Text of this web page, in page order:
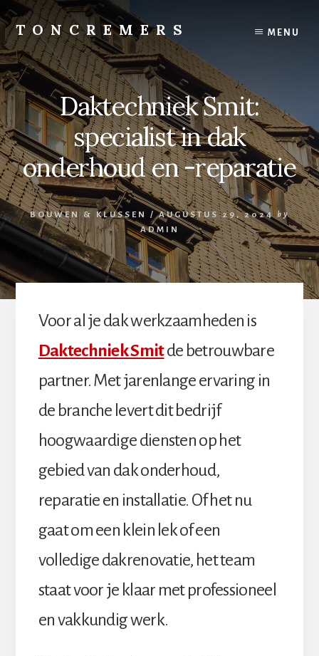
Skip
to
content
TONCREMERS
Tuin,
woon
en
bouw
MENU
Daktechniek Smit:
specialist in dak
onderhoud en -reparatie
BOUWEN & KLUSSEN / AUGUSTUS 29, 2024 by
ADMIN
Voor al je dak werkzaamheden is
Daktechniek Smitde betrouwbare
partner. Met jarenlange ervaring in
de branche levert dit bedrijf
hoogwaardige diensten op het
gebied van dak onderhoud,
reparatie en installatie. Of het nu
gaat om een klein lek of een
volledige dakrenovatie, het team
staat voor je klaar met professioneel
en vakkundig werk.